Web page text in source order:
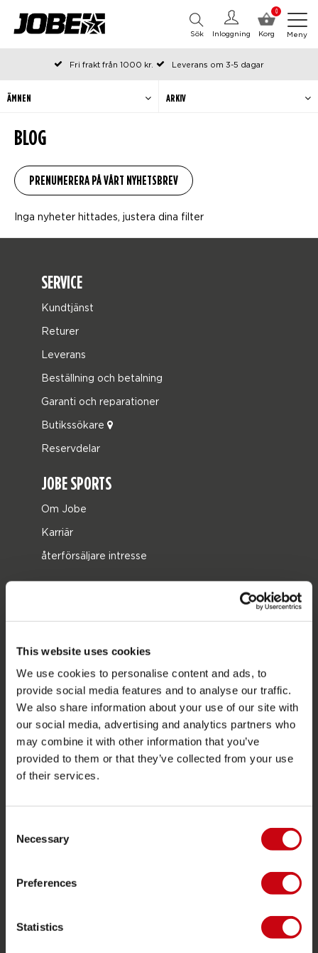
This website uses cookies
We use cookies to personalise content and ads, to
provide social media features and to analyse our traffic.
We also share information about your use of our site with
our social media, advertising and analytics partners who
may combine it with other information that you’ve
provided to them or that they’ve collected from your use
of their services.
Selection
Necessary
Preferences
Statistics
0
Korg
Inloggning
Sök Meny
Fri frakt från 1000 kr.
Leverans om 3-5 dagar
Beställda före kl 12 på arbetsdagar, skickas samma dag
Betala efteråt eller i delar
BLOG
ÄMNEN ARKIV
Inga nyheter hittades, justera dina filter
SERVICE
Kundtjänst
Returer
Leverans
Beställning och betalning
Garanti och reparationer
Butikssökare
Reservdelar
JOBE SPORTS
Om Jobe
Karriär
återförsäljare intresse
Funtubes
Foil
Flytvästar
SUP
Våtdräkter
Kneeboarding
Kläder och skor
Båtutrustning